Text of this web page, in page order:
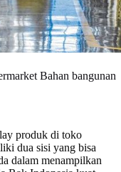
Bahan bangunan
produk di toko
dua sisi yang bisa
dalam menampilkan